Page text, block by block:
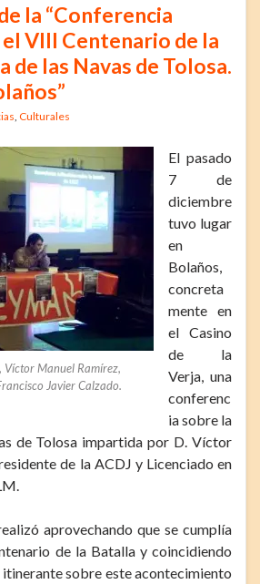
la “Conferencia
VIII Centenario de la
de las Navas de Tolosa.
Culturales
Víctor Manuel Ramírez,
Javier Calzado.
El pasado
7 de
diciembre
tuvo lugar
en
Bolaños,
concreta
mente en
el Casino
de la
Verja, una
conferenc
ia sobre la
de Tolosa impartida por D. Víctor
de la ACDJ y Licenciado en
aprovechando que se cumplía
de la Batalla y coincidiendo
sobre este acontecimiento